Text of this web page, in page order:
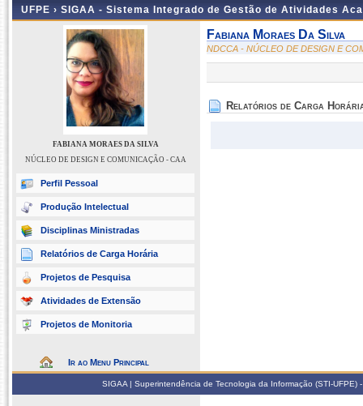
UFPE › SIGAA - Sistema Integrado de Gestão de Atividades
FABIANA MORAES DA SILVA
NÚCLEO DE DESIGN E COMUNICAÇÃO - CAA
Perfil Pessoal
Produção Intelectual
Disciplinas Ministradas
Relatórios de Carga Horária
Projetos de Pesquisa
Atividades de Extensão
Projetos de Monitoria
Ir ao Menu Principal
Fabiana Moraes Da Silva
NDCCA - NÚCLEO DE DESIGN E
Relatórios de Carga
SIGAA | Superintendência de Tecnologia da Informação (STI-